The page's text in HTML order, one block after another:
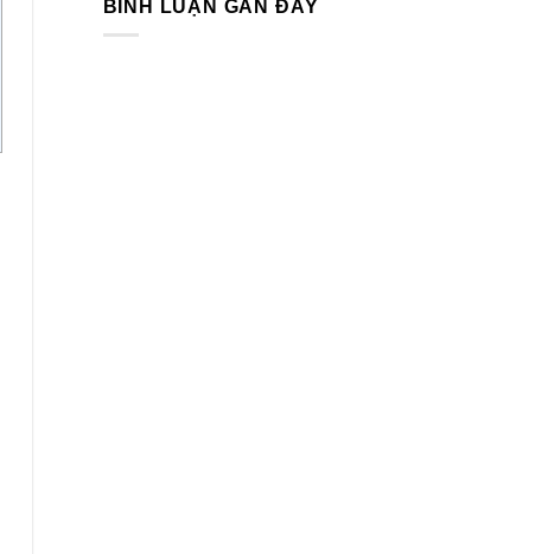
BÌNH LUẬN GẦN ĐÂY